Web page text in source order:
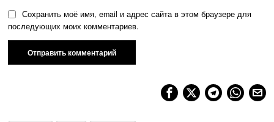
Сохранить моё имя, email и адрес сайта в этом браузере для
последующих моих комментариев.